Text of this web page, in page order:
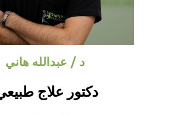
د / عبدالله هاني
دكتور علاج